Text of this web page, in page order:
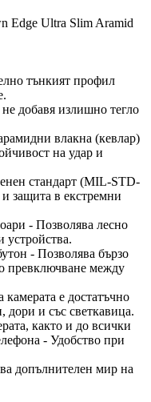
Edge Ultra Slim Aramid
тънкият профил
добавя излишно тегло
влакна (кевлар)
на удар и
стандарт (MIL-STD-
защита в екстремни
- Позволява лесно
устройства.
- Позволява бързо
превключване между
е достатъчно
дори и със светкавица.
както и до всички
- Удобство при
допълнителен мир на